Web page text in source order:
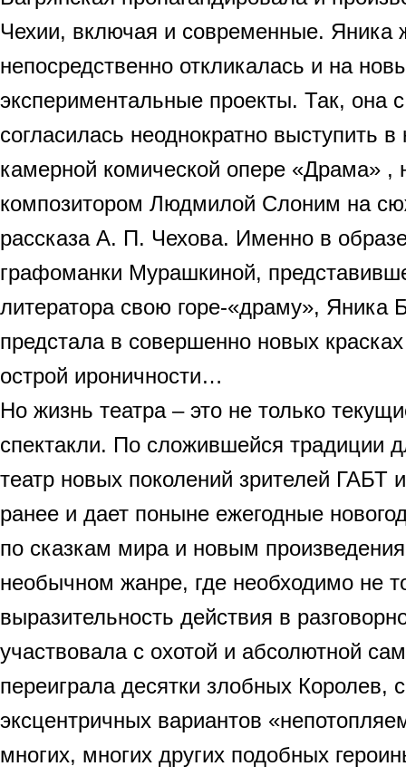
Чехии, включая и современные. Яника
непосредственно откликалась и на
экспериментальные проекты. Так, она
согласилась неоднократно выступить в
камерной комической опере «Драма» ,
композитором Людмилой Слоним на
рассказа А. П. Чехова. Именно в
графоманки Мурашкиной,
литератора свою горе-«драму», Яника
предстала в совершенно новых
острой ироничности…
Но жизнь театра – это не только
спектакли. По сложившейся традиции
театр новых поколений зрителей
ранее и дает поныне ежегодные
по сказкам мира и новым
необычном жанре, где необходимо не
выразительность действия в
участвовала с охотой и абсолютной
переиграла десятки злобных Королев,
эксцентричных вариантов
многих, многих других подобных